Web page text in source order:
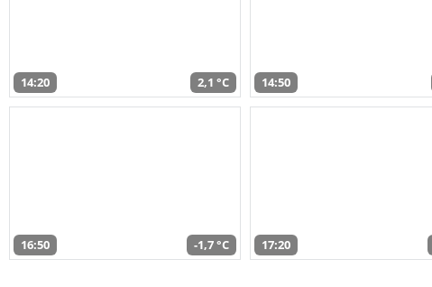
14:20 2,1 °C 14:50
16:50 -1,7 °C 17:20